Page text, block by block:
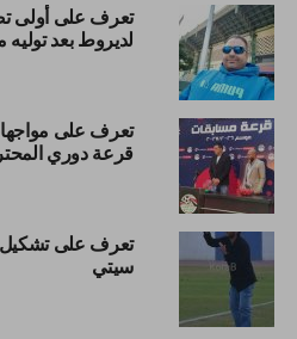
تعرف على أولى
لديروط بعد
تعرف على
قرعة دوري
تعرف على تشكيل
سيتي